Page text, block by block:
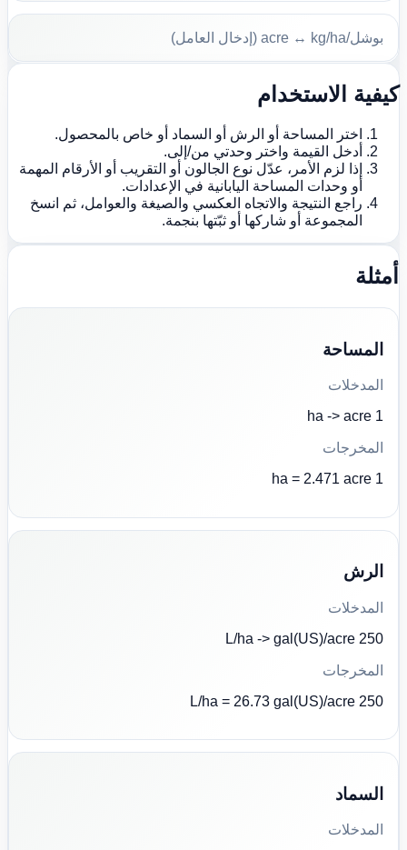
بوشل/acre ↔ kg/ha (إدخال العامل)
كيفية الاستخدام
اختر المساحة أو الرش أو السماد أو خاص بالمحصول.
أدخل القيمة واختر وحدتي من/إلى.
إذا لزم الأمر، عدّل نوع الجالون أو التقريب أو الأرقام المهمة
أو وحدات المساحة اليابانية في الإعدادات.
راجع النتيجة والاتجاه العكسي والصيغة والعوامل، ثم انسخ
المجموعة أو شاركها أو ثبّتها بنجمة.
أمثلة
المساحة
المدخلات
1 ha -> acre
المخرجات
1 ha = 2.471 acre
الرش
المدخلات
250 L/ha -> gal(US)/acre
المخرجات
250 L/ha = 26.73 gal(US)/acre
السماد
المدخلات